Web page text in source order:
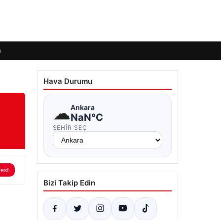
Hava Durumu
☁Ankara
NaN°C
ŞEHIR SEÇ
Bizi Takip Edin